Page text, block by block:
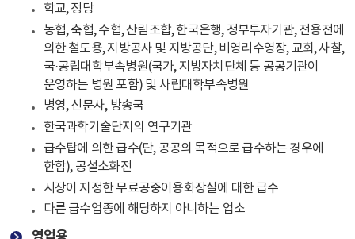
학교, 정당
농협, 축협, 수협, 산림조합, 한국은행, 정부투자기관, 전용전에
의한 철도용, 지방공사 및 지방공단, 비영리수영장, 교회, 사찰,
국·공립대학부속병원(국가, 지방자치단체 등 공공기관이
운영하는 병원 포함) 및 사립대학부속병원
병영, 신문사, 방송국
한국과학기술단지의 연구기관
급수탑에 의한 급수(단, 공공의 목적으로 급수하는 경우에
한함), 공설소화전
시장이 지정한 무료공중이용화장실에 대한 급수
다른 급수업종에 해당하지 아니하는 업소